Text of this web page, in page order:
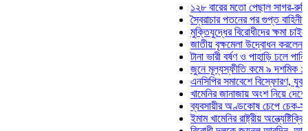
১২৮ বারের মতো পেছাল সাগর-রুনি
স্বৈরাচার পতনের পর গুপ্ত বাহিনীর
মুক্তিযুদ্ধের বিরোধীদের ক্ষমা চাইতে
জাতীয় বৃক্ষমেলা উদ্বোধন করলেন
টানা ভারী বর্ষণ ও পাহাড়ি ঢলে
জুনে মূল্যস্ফীতি কমে ৯ দশমিক ১৬
এনসিপির সমাবেশে বিস্ফোরণ,
খামেনির জানাজায় অংশ নিয়ে দেশে
ব্যবসায়ীর অণ্ডকোষ চেপে চেক-
ইমাম খামেনির রাষ্ট্রীয়